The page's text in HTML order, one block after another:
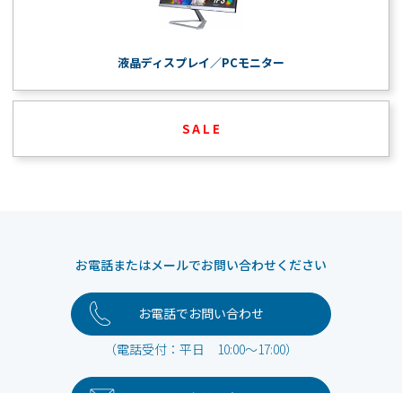
液晶ディスプレイ／PCモニター
S A L E
お電話またはメールでお問い合わせください
お電話でお問い合わせ
（電話受付：平日 10:00～17:00）